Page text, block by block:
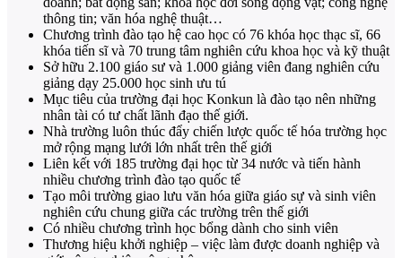
thông tin; văn hóa nghệ thuật…
Chương trình đào tạo hệ cao học có 76 khóa học thạc sĩ, 66
khóa tiến sĩ và 70 trung tâm nghiên cứu khoa học và kỹ thuật
Sở hữu 2.100 giáo sư và 1.000 giảng viên đang nghiên cứu
giảng dạy 25.000 học sinh ưu tú
Mục tiêu của trường đại học Konkun là đào tạo nên những
nhân tài có tư chất lãnh đạo thế giới.
Nhà trường luôn thúc đẩy chiến lược quốc tế hóa trường học
mở rộng mạng lưới lớn nhất trên thế giới
Liên kết với 185 trường đại học từ 34 nước và tiến hành
nhiều chương trình đào tạo quốc tế
Tạo môi trường giao lưu văn hóa giữa giáo sự và sinh viên
nghiên cứu chung giữa các trường trên thế giới
Có nhiều chương trình học bổng dành cho sinh viên
Thương hiệu khởi nghiệp – việc làm được doanh nghiệp và